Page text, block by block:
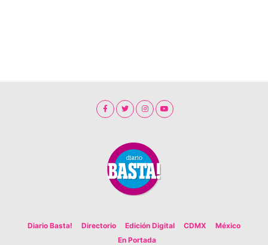
Diario Basta! Directorio Edición Digital CDMX
México
En Portada